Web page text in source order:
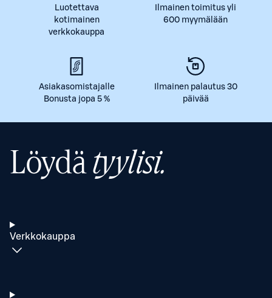
Luotettava
kotimainen
verkkokauppa
Ilmainen toimitus yli
600 myymälään
Asiakasomistajalle
Bonusta jopa 5 %
Ilmainen palautus 30
päivää
Löydätyylisi.
Verkkokauppa